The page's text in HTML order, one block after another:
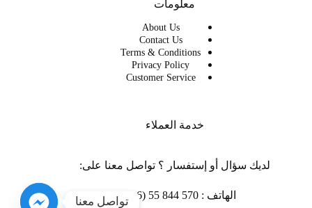
معلومات
About Us
Contact Us
Terms & Conditions
Privacy Policy
Customer Service
خدمة العملاء
لديك سؤال أو إستفسار ؟ تواصل معنا على:
الهاتف : 570 844 55 (216 +) تواصل معنا